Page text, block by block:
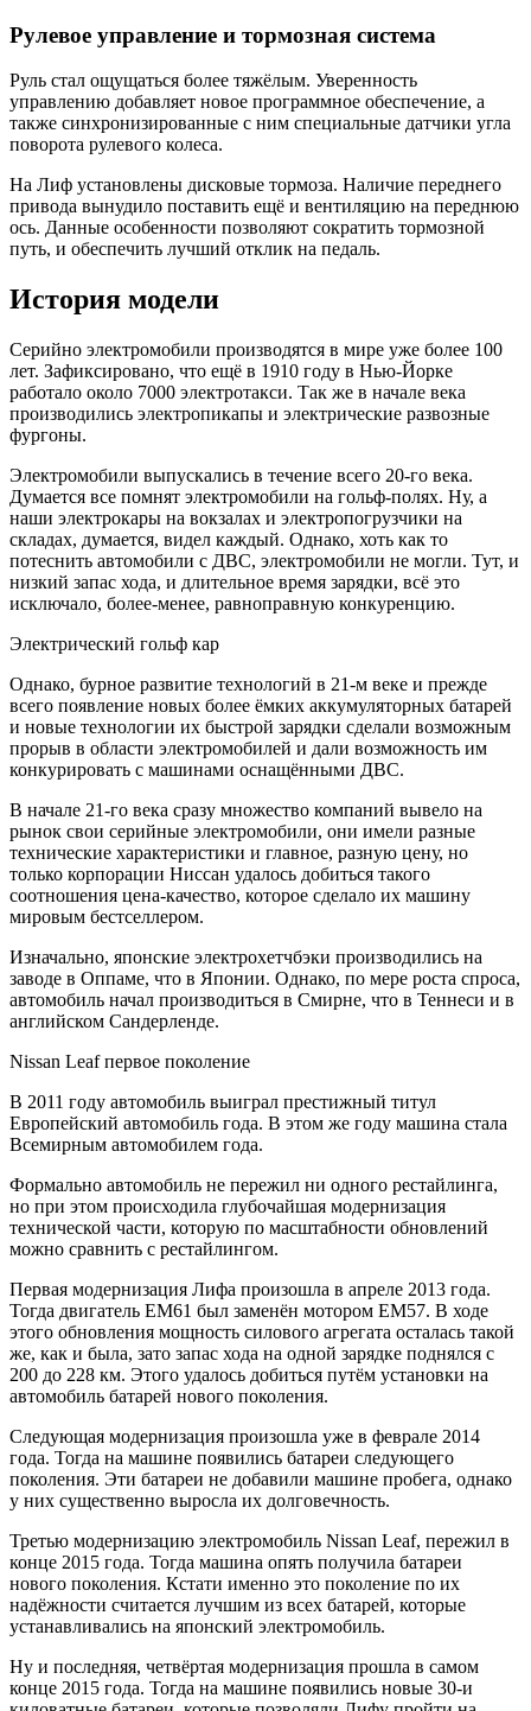
Рулевое управление и тормозная система
Руль стал ощущаться более тяжёлым. Уверенность
управлению добавляет новое программное обеспечение, а
также синхронизированные с ним специальные датчики угла
поворота рулевого колеса.
На Лиф установлены дисковые тормоза. Наличие переднего
привода вынудило поставить ещё и вентиляцию на переднюю
ось. Данные особенности позволяют сократить тормозной
путь, и обеспечить лучший отклик на педаль.
История модели
Серийно электромобили производятся в мире уже более 100
лет. Зафиксировано, что ещё в 1910 году в Нью-Йорке
работало около 7000 электротакси. Так же в начале века
производились электропикапы и электрические развозные
фургоны.
Электромобили выпускались в течение всего 20-го века.
Думается все помнят электромобили на гольф-полях. Ну, а
наши электрокары на вокзалах и электропогрузчики на
складах, думается, видел каждый. Однако, хоть как то
потеснить автомобили с ДВС, электромобили не могли. Тут, и
низкий запас хода, и длительное время зарядки, всё это
исключало, более-менее, равноправную конкуренцию.
Электрический гольф кар
Однако, бурное развитие технологий в 21-м веке и прежде
всего появление новых более ёмких аккумуляторных батарей
и новые технологии их быстрой зарядки сделали возможным
прорыв в области электромобилей и дали возможность им
конкурировать с машинами оснащёнными ДВС.
В начале 21-го века сразу множество компаний вывело на
рынок свои серийные электромобили, они имели разные
технические характеристики и главное, разную цену, но
только корпорации Ниссан удалось добиться такого
соотношения цена-качество, которое сделало их машину
мировым бестселлером.
Изначально, японские электрохетчбэки производились на
заводе в Оппаме, что в Японии. Однако, по мере роста спроса,
автомобиль начал производиться в Смирне, что в Теннеси и в
английском Сандерленде.
Nissan Leaf первое поколение
В 2011 году автомобиль выиграл престижный титул
Европейский автомобиль года. В этом же году машина стала
Всемирным автомобилем года.
Формально автомобиль не пережил ни одного рестайлинга,
но при этом происходила глубочайшая модернизация
технической части, которую по масштабности обновлений
можно сравнить с рестайлингом.
Первая модернизация Лифа произошла в апреле 2013 года.
Тогда двигатель EM61 был заменён мотором EM57. В ходе
этого обновления мощность силового агрегата осталась такой
же, как и была, зато запас хода на одной зарядке поднялся с
200 до 228 км. Этого удалось добиться путём установки на
автомобиль батарей нового поколения.
Следующая модернизация произошла уже в феврале 2014
года. Тогда на машине появились батареи следующего
поколения. Эти батареи не добавили машине пробега, однако
у них существенно выросла их долговечность.
Третью модернизацию электромобиль Nissan Leaf, пережил в
конце 2015 года. Тогда машина опять получила батареи
нового поколения. Кстати именно это поколение по их
надёжности считается лучшим из всех батарей, которые
устанавливались на японский электромобиль.
Ну и последняя, четвёртая модернизация прошла в самом
конце 2015 года. Тогда на машине появились новые 30-и